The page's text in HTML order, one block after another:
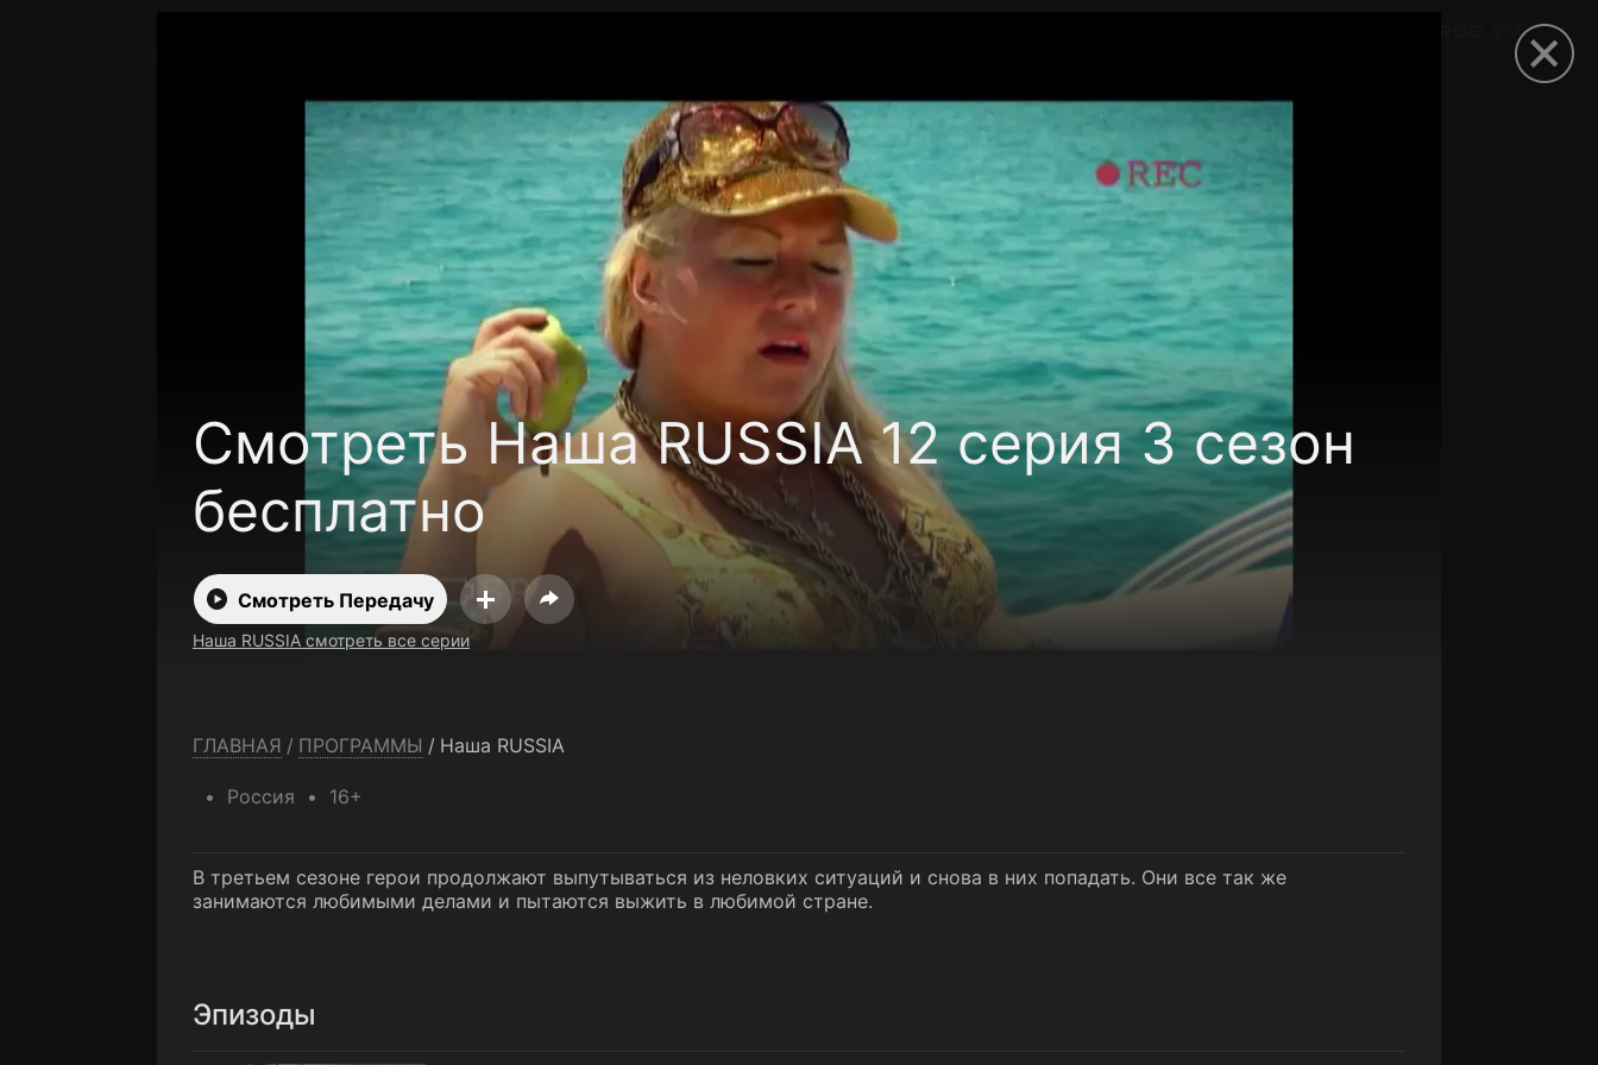
Смотреть Наша RUSSIA 12 серия 3 сезон
бесплатно
Смотреть Передачу
Наша RUSSIA смотреть все серии
ГЛАВНАЯ / ПРОГРАММЫ / Наша RUSSIA
Россия 16+
В третьем сезоне герои продолжают выпутываться из неловких ситуаций и снова в них попадать. Они все так же
занимаются любимыми делами и пытаются выжить в любимой стране.
Эпизоды